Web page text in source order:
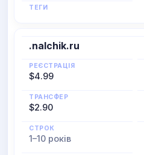
ТЕГИ
.nalchik.ru
РЕЄСТРАЦІЯ
$4.99
ТРАНСФЕР
$2.90
СТРОК
1–10 років